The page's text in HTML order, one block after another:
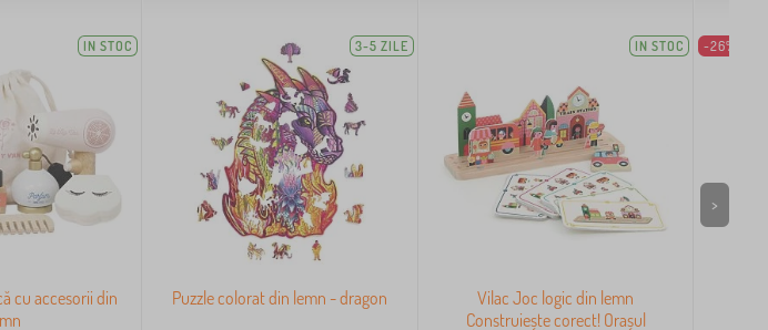
IN STOC
cu accesorii din
3-5 ZILE
Puzzle colorat din lemn - dragon
IN STOC
Vilac Joc logic din lemn
Construiește corect! Orașul
-26%
>